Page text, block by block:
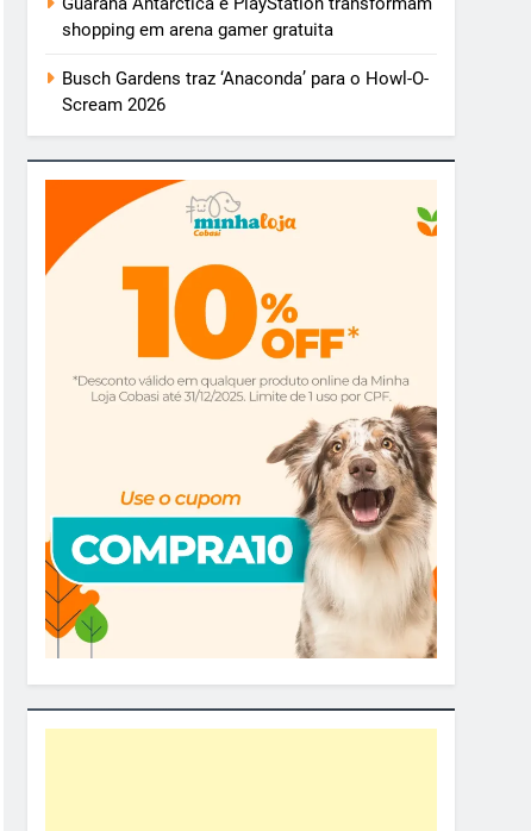
shopping em arena gamer gratuita
Busch Gardens traz ‘Anaconda’ para o Howl-O-
Scream 2026